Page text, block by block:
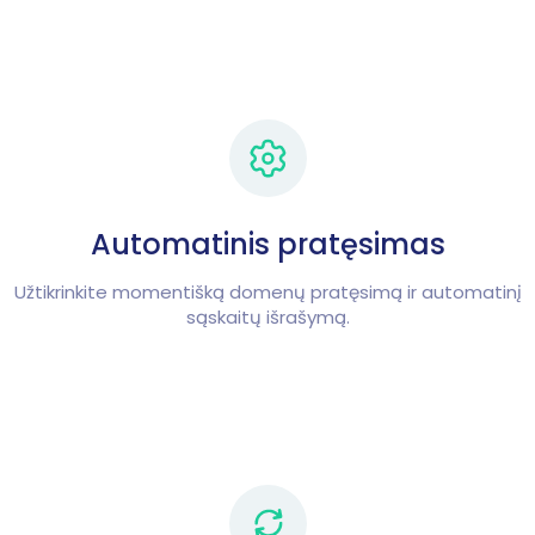
Automatinis pratęsimas
Užtikrinkite momentišką domenų pratęsimą ir automatinį
sąskaitų išrašymą.